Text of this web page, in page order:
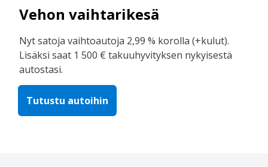
Vehon vaihtarikesä
Nyt satoja vaihtoautoja 2,99 % korolla (+kulut).
Lisäksi saat 1 500 € takuuhyvityksen nykyisestä
autostasi.
Tutustu autoihin